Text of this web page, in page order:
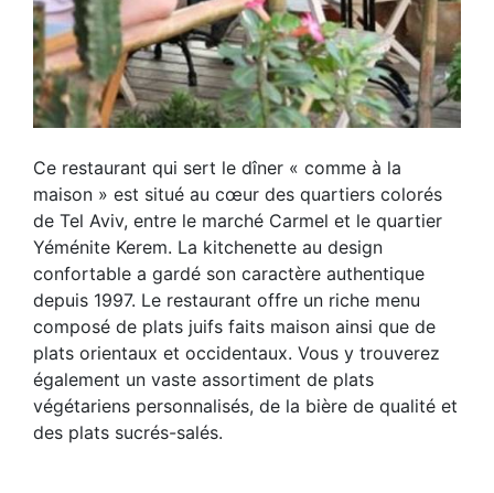
Ce restaurant qui sert le dîner « comme à la
maison » est situé au cœur des quartiers colorés
de Tel Aviv, entre le marché Carmel et le quartier
Yéménite Kerem. La kitchenette au design
confortable a gardé son caractère authentique
depuis 1997. Le restaurant offre un riche menu
composé de plats juifs faits maison ainsi que de
plats orientaux et occidentaux. Vous y trouverez
également un vaste assortiment de plats
végétariens personnalisés, de la bière de qualité et
des plats sucrés-salés.